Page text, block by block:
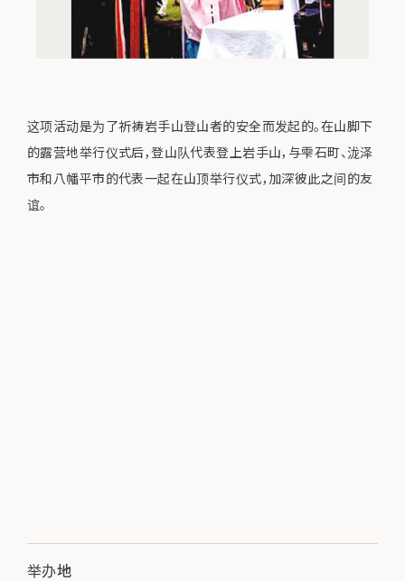
这项活动是为了祈祷岩手山登山者的安全而发起的。在山脚下
的露营地举行仪式后，登山队代表登上岩手山，与雫石町、泷泽
市和八幡平市的代表一起在山顶举行仪式，加深彼此之间的友
谊。
举办地